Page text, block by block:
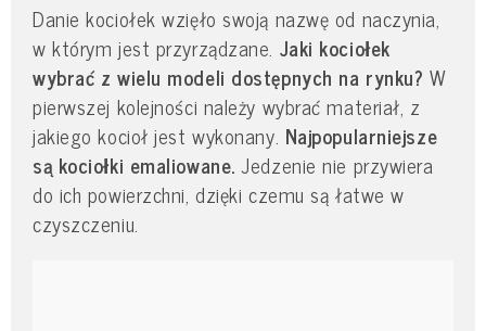
Danie kociołek wzięło swoją nazwę od naczynia,
w którym jest przyrządzane. Jaki kociołek
wybrać z wielu modeli dostępnych na rynku? W
pierwszej kolejności należy wybrać materiał, z
jakiego kocioł jest wykonany. Najpopularniejsze
są kociołki emaliowane.Jedzenie nie przywiera
do ich powierzchni, dzięki czemu są łatwe w
czyszczeniu.